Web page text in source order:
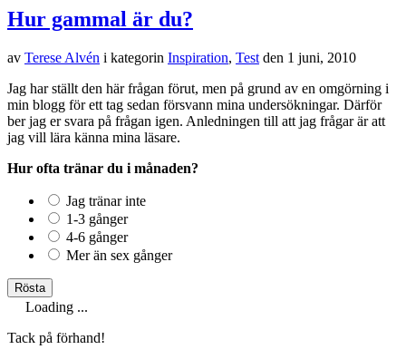
Hur gammal är du?
av Terese Alvén i kategorin Inspiration, Test den 1 juni, 2010
Jag har ställt den här frågan förut, men på grund av en omgörning i
min blogg för ett tag sedan försvann mina undersökningar. Därför
ber jag er svara på frågan igen. Anledningen till att jag frågar är att
jag vill lära känna mina läsare.
Hur ofta tränar du i månaden?
Jag tränar inte
1-3 gånger
4-6 gånger
Mer än sex gånger
Loading ...
Tack på förhand!